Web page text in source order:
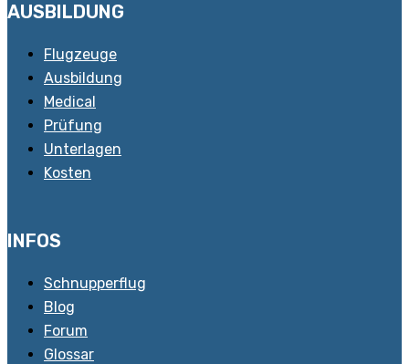
AUSBILDUNG
Flugzeuge
Ausbildung
Medical
Prüfung
Unterlagen
Kosten
INFOS
Schnupperflug
Blog
Forum
Glossar